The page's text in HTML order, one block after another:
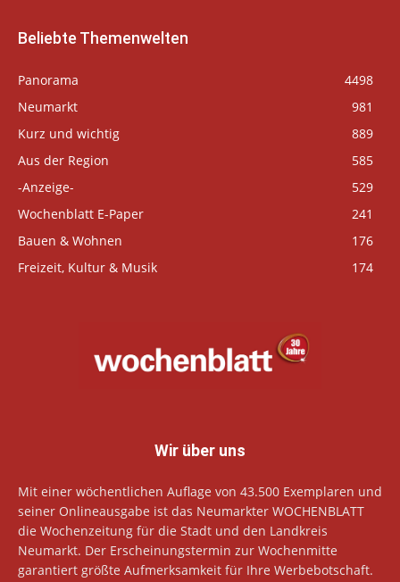
Beliebte Themenwelten
Panorama
4498
Neumarkt
981
Kurz und wichtig
889
Aus der Region
585
-Anzeige-
529
Wochenblatt E-Paper
241
Bauen & Wohnen
176
Freizeit, Kultur & Musik
174
Wir über uns
Mit einer wöchentlichen Auflage von 43.500 Exemplaren und
seiner Onlineausgabe ist das Neumarkter WOCHENBLATT
die Wochenzeitung für die Stadt und den Landkreis
Neumarkt. Der Erscheinungstermin zur Wochenmitte
garantiert größte Aufmerksamkeit für Ihre Werbebotschaft.